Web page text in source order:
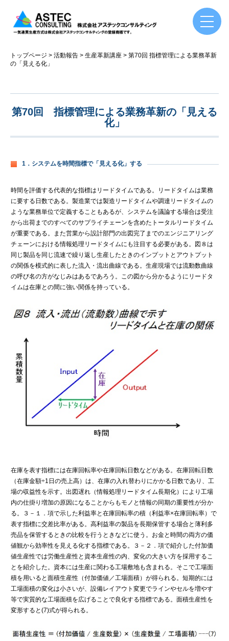
トップページ 活動報告 生産革新講座
第70回 指標管理による業務革新
の「見える化」
第70回 指標管理による業務革新の「見える
化」
1．システムを時間指標で「見える化」する
時間を評価する代表的な指標はリードタイムである。リードタイムは業務
に要する日数である。製造業では製造リードタイムや調達リードタイムの
ような業務単位で定義することもあるが、システムを議論する場合は受注
から出荷までのすべてのサプライチェーンを含めたトータルリードタイム
が重要である。また営業から設計部門の出図完了までのエンジニアリング
チェーンにおける情報処理リードタイムにも注目する必要がある。図８は
同じ製品を同じ流速で繰り返し生産したときのインプットとアウトプット
の関係を模式的に表した流入・流出曲線である。生産現場では流動数曲線
の呼び名の方がなじみはあるであろう。この図から分かるようにリードタ
イムは在庫との間に強い関係を持っている。
在庫を表す指標には在庫回転率や在庫回転日数などがある。在庫回転日数
（在庫金額÷1日の売上高）は、在庫の入れ替わりにかかる日数であり、工
場の収益性を示す。出図遅れ（情報処理リードタイム長期化）により工場
内の仕掛り増加の原因になることからもモノと情報の同期の重要性が分か
る。３－１．項で示した利益率と在庫回転率の積（利益率×在庫回転率）で
表す指標に交差比率がある。高利益率の製品を長期保管する場合と薄利多
売品を保管するときの比較を行うときなどに使う。お金と時間の両方の価
値観から効率性を見える化する指標である。３－２．項で紹介した付加価
値生産性では労働生産性と資本生産性の内、変化の大きい方を採用するこ
とを紹介した。資本には生産に関わる工場敷地も含まれる。そこで工場面
積を用いると面積生産性（付加価値／工場面積）が得られる。短期的には
工場面積の変化は小さいが、設備レイアウト変更でラインやセルを増やす
等で実質的な工場面積を広げることで良化する指標である。面積生産性を
変形すると(7)式が得られる。